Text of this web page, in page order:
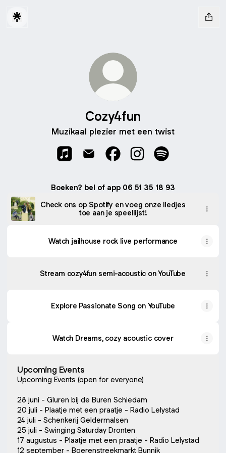
Cozy4fun
Muzikaal plezier met een twist
Boeken? bel of app 06 51 35 18 93
Check ons op Spotify en voeg onze liedjes
toe aan je speellijst!
Watch jailhouse rock live performance
Stream cozy4fun semi-acoustic on YouTube
Explore Passionate Song on YouTube
Watch Dreams, cozy acoustic cover
Upcoming Events
Upcoming Events (open for everyone)
28 juni - Gluren bij de Buren Schiedam
20 juli - Plaatje met een praatje - Radio Lelystad
24 juli - Schenkerij Geldermalsen
25 juli - Swinging Saturday Dronten
17 augustus - Plaatje met een praatje - Radio Lelystad
12 september - Boerenstreekmarkt Bunnik